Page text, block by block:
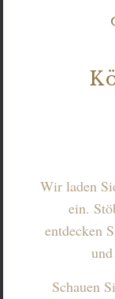
Wir laden
ein.
entdecken
Schauen